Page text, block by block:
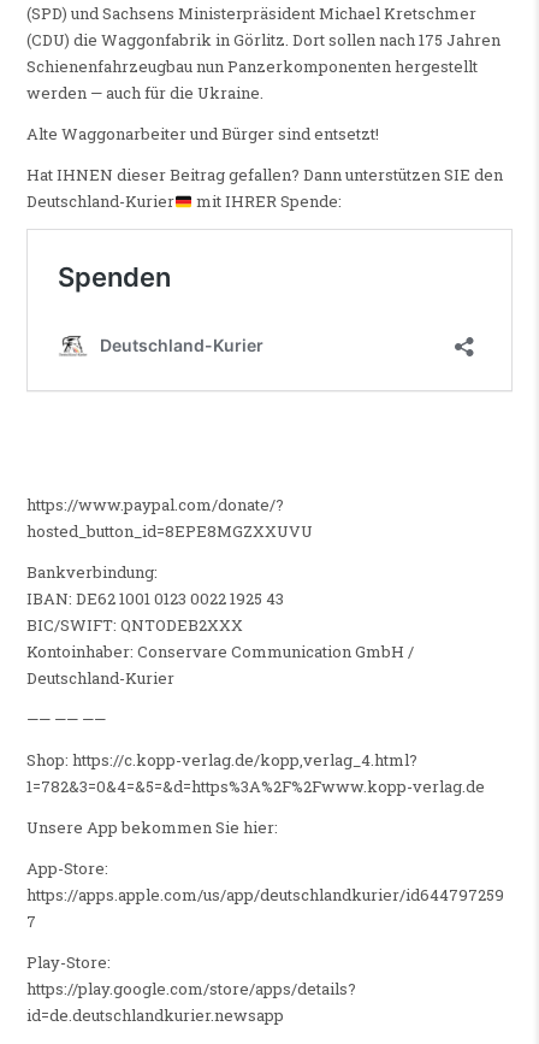
(SPD) und Sachsens Ministerpräsident Michael Kretschmer
(CDU) die Waggonfabrik in Görlitz. Dort sollen nach 175 Jahren
Schienenfahrzeugbau nun Panzerkomponenten hergestellt
werden — auch für die Ukraine.
Alte Waggonarbeiter und Bürger sind entsetzt!
Hat IHNEN dieser Beitrag gefallen? Dann unterstützen SIE den
Deutschland-Kurier
mit IHRER Spende:
https://www.paypal.com/donate/?
hosted_button_id=8EPE8MGZXXUVU
Bankverbindung:
IBAN: DE62 1001 0123 0022 1925 43
BIC/SWIFT: QNTODEB2XXX
Kontoinhaber: Conservare Communication GmbH /
Deutschland-Kurier
—— —— ——
Shop: https://c.kopp-verlag.de/kopp,verlag_4.html?
1=782&3=0&4=&5=&d=https%3A%2F%2Fwww.kopp-verlag.de
Unsere App bekommen Sie hier:
App-Store:
https://apps.apple.com/us/app/deutschlandkurier/id644797259
7
Play-Store:
https://play.google.com/store/apps/details?
id=de.deutschlandkurier.newsapp